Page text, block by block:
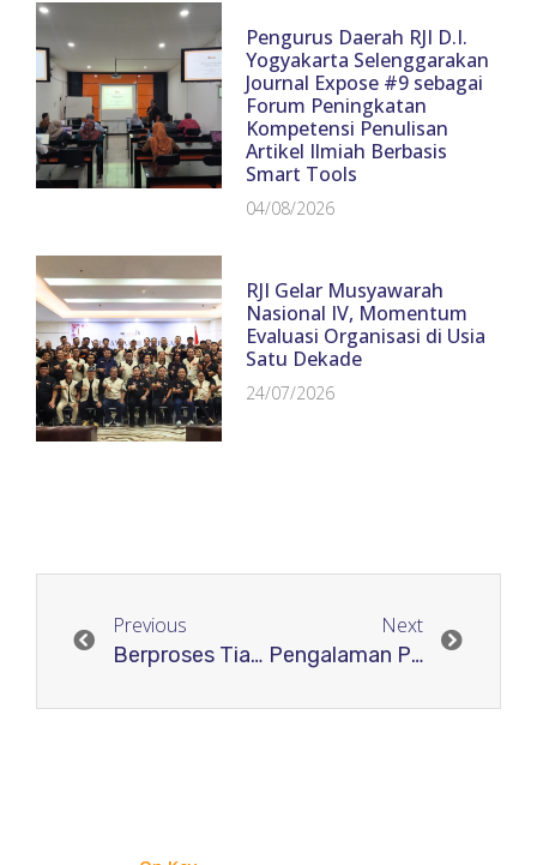
Pengurus Daerah RJI D.I.
Yogyakarta Selenggarakan
Journal Expose #9 sebagai
Forum Peningkatan
Kompetensi Penulisan
Artikel Ilmiah Berbasis
Smart Tools
04/08/2026
RJI Gelar Musyawarah
Nasional IV, Momentum
Evaluasi Organisasi di Usia
Satu Dekade
24/07/2026
Previous
Berproses Tiada Henti
Next
Pengalaman Pertama Mengelola Jurnal